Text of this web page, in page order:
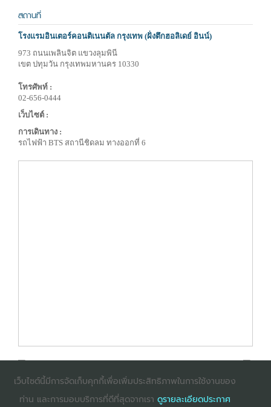
สถานที่
โรงแรมอินเตอร์คอนติเนนตัล กรุงเทพ (ฝั่งตึกฮอลิเดย์ อินน์)
973 ถนนเพลินจิต แขวงลุมพินี
เขต ปทุมวัน กรุงเทพมหานคร 10330
โทรศัพท์ :
02-656-0444
เว็บไซต์ :
การเดินทาง :
รถไฟฟ้า BTS สถานีชิดลม ทางออกที่ 6
เว็บไซต์นี้มีการจัดเก็บคุกกี้เพื่อเพิ่มประสิทธิภาพในการใช้งานของ
ท่าน และการมอบบริการที่ดีที่สุดจากเรา ดูรายละเอียดประกาศ